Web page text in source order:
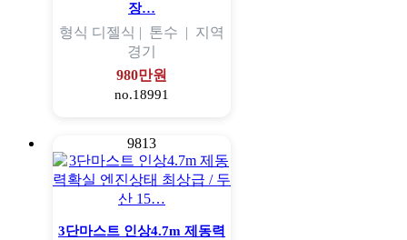
장…
형식 디젤식 | 톤수 | 지역
경기
980만원
no.18991
9813
3단마스트 인상4.7m 제동력